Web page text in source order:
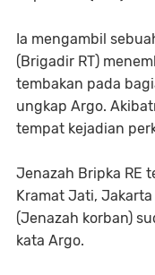
Ia mengambil
(Brigadir RT)
tembakan pada
ungkap Argo.
tempat kejadian
Jenazah Bripka RE
Kramat Jati,
(Jenazah korban)
kata Argo.